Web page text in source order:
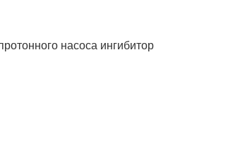
насоса ингибитор